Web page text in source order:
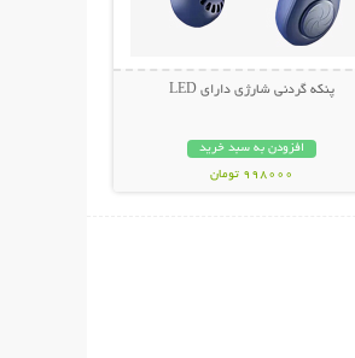
پنکه گردنی شارژی دارای LED
افزودن به سبد خرید
998000 تومان